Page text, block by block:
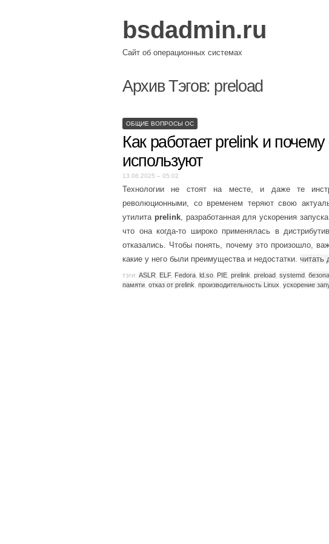
bsdadmin.ru
Сайт об операционных системах
Архив Тэгов: preload
ОБЩИЕ ВОПРОСЫ ОС
Как работает prelink и
используют
13.06.2025 – 05:02
Технологии не стоят на месте, и даже те
революционными, со временем теряют свою
утилита prelink, разработанная для ускорения
что она когда-то широко применялась в
отказались. Чтобы понять, почему это произошло,
какие у него были преимущества и недостатки. читать
тэги: ASLR ELF, Fedora ld.so PIE prelink preload systemd
памяти отказ от prelink производительность Linux ускорение